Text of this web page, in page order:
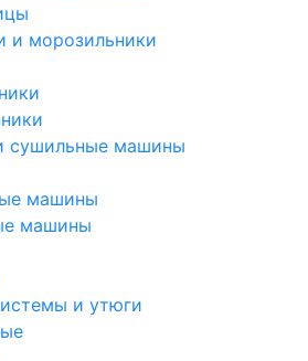
и морозильники
сушильные машины
машины
машины
и утюги